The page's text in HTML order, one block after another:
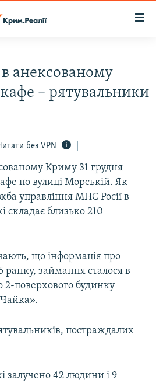
анексованому
– рятувальники
без VPN
Криму 31 грудня
по вулиці Морській. Як
управління МНС Росії в
близько 210
що інформація про
займання сталося в
поверхового будинку
постраждалих
залучено 42 людини і 9